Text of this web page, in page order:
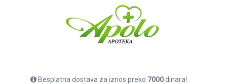
Besplatna dostava za iznos preko 7000dinara!